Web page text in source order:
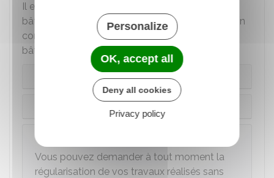
Il est différent pour des travaux réalisés sur un
bâtiment irrégulier (édifié sans autorisation ou non
conforme à la réglementation) ou pour un
bâtiment construit sans permis de construire :
Travaux réalisés sur un bâtiment irrégulier
Vous pouvez demander à tout moment la
régularisation de vos travaux réalisés sans
Personalize
OK, accept all
Deny all cookies
Privacy policy